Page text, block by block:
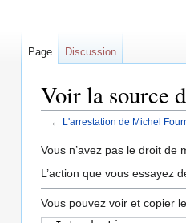
Voir la source
← L'arrestation de Michel
Aller
à
navigation
Aller
à
recherche
Vous n’avez pas le droit de
L’action que vous essayez
Vous pouvez voir et copier
Page Discussion